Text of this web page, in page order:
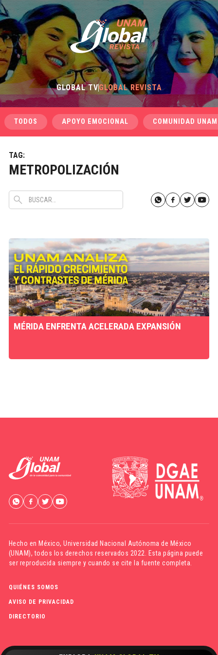
GLOBAL TVGLOBAL REVISTA
TODOS APOYO EMOCIONAL COMUNIDAD UNAM
TAG:
METROPOLIZACIÓN
MÉRIDA ENFRENTA ACELERADA EXPANSIÓN
Hecho en México,Universidad Nacional Autónoma de México
(UNAM), todos los derechos reservados 2022. Esta página puede
ser reproducida siempre y cuando se cite la fuente completa.
QUIÉNES SOMOS
AVISO DE PRIVACIDAD
DIRECTORIO